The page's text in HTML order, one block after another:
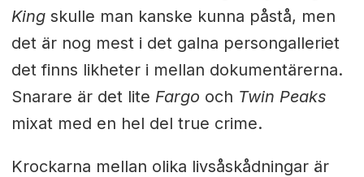
Kingskulle man kanske kunna påstå, men
det är nog mest i det galna persongalleriet
det finns likheter i mellan dokumentärerna.
Snarare är det lite Fargo och Twin Peaks
mixat med en hel del true crime.
Krockarna mellan olika livsåskådningar är